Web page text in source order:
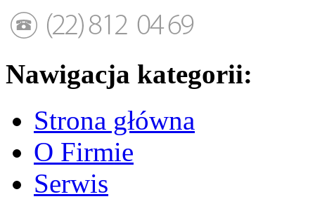
Nawigacja kategorii:
Strona główna
O Firmie
Serwis